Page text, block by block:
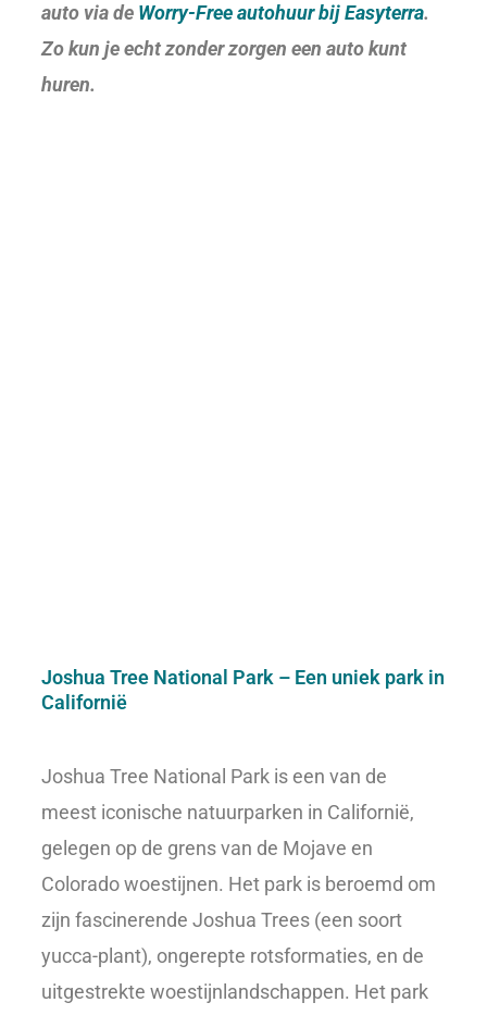
auto via de Worry-Free autohuur bij Easyterra.
Zo kun je echt zonder zorgen een auto kunt
huren.
Joshua Tree National Park – Een uniek park in
Californië
Joshua Tree National Park is een van de
meest iconische natuurparken in Californië,
gelegen op de grens van de Mojave en
Colorado woestijnen. Het park is beroemd om
zijn fascinerende Joshua Trees (een soort
yucca-plant), ongerepte rotsformaties, en de
uitgestrekte woestijnlandschappen. Het park